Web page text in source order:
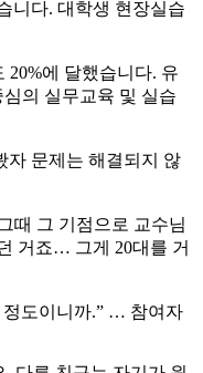
니다. 대학생 현장실습
20%에 달했습니다. 유
의 실무교육 및 실습
자 문제는 해결되지 않
때 그 기점으로 교수님
거죠… 그게 20대를 거
정도이니까.” … 참여자